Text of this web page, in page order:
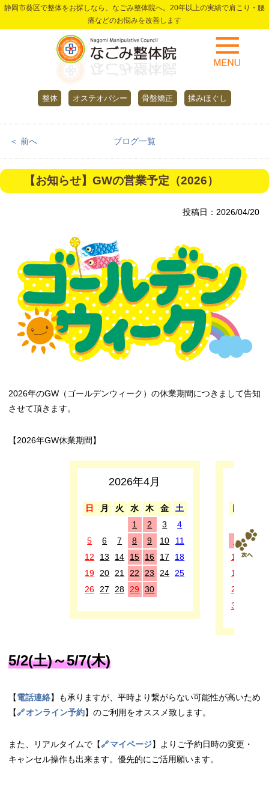
静岡市葵区で整体をお探しなら、なごみ整体院へ。20年以上の実績で肩こり・腰
痛などのお悩みを改善します
整体 オステオパシー 骨盤矯正 揉みほぐし
＜ 前へ ブログ一覧
【お知らせ】GWの営業予定（2026）
投稿日：2026/04/20
2026年のGW（ゴールデンウィーク）の休業期間につきまして告知
させて頂きます。
【2026年GW休業期間】
2026年4月
日 月 火 水 木 金
土
1
2 3
4
5
6 7 8 9 10
11
12
13 14 15 16 17
18
19
20 21 22 23 24
25
26
27 28 29 30
日
3 4
10
11
17
24
31
5/2(土)～5/7(木)
【電話連絡】も承りますが、平時より繋がらない可能性が高いため
【
オンライン予約】のご利用をオススメ致します。
また、リアルタイムで【 マイページ】よりご予約日時の変更・
キャンセル操作も出来ます。優先的にご活用願います。